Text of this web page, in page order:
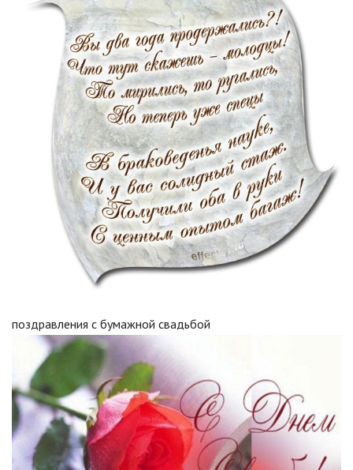
поздравления с бумажной свадьбой